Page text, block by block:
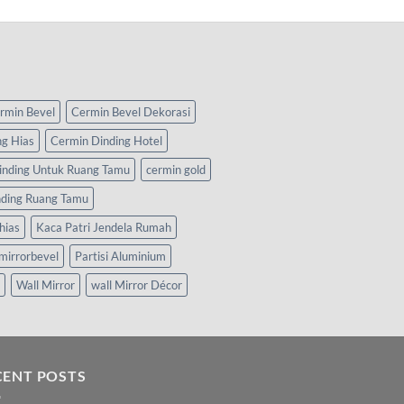
Bevel
Cermin Bevel Dekorasi
Hias
Cermin Dinding Hotel
Untuk Ruang Tamu
cermin gold
Ruang Tamu
Kaca Patri Jendela Rumah
Partisi Aluminium
Wall Mirror
wall Mirror Décor
POSTS